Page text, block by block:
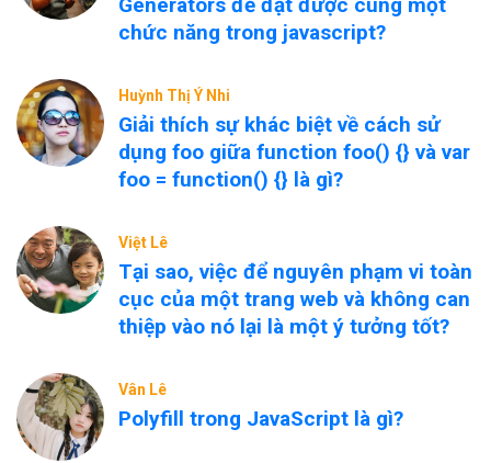
chức năng trong javascript?
Huỳnh Thị Ý Nhi
Giải thích sự khác biệt về cách sử
dụng foo giữa function foo() {} và var
foo = function() {} là gì?
Việt Lê
Tại sao, việc để nguyên phạm vi toàn
cục của một trang web và không can
thiệp vào nó lại là một ý tưởng tốt?
Vân Lê
Polyfill trong JavaScript là gì?